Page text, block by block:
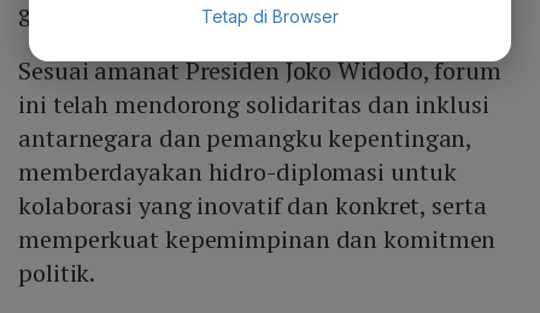
generasi muda.
Sesuai amanat Presiden Joko Widodo, forum
ini telah mendorong solidaritas dan inklusi
antarnegara dan pemangku kepentingan,
memberdayakan hidro-diplomasi untuk
kolaborasi yang inovatif dan konkret, serta
memperkuat kepemimpinan dan komitmen
politik.
Tetap di Browser